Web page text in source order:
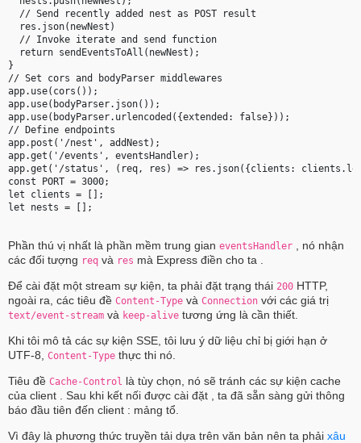
  // Send recently added nest as POST result
  res.json(newNest)
  // Invoke iterate and send function
  return sendEventsToAll(newNest);
}
// Set cors and bodyParser middlewares
app.use(cors());
app.use(bodyParser.json());
app.use(bodyParser.urlencoded({extended: false}));
// Define endpoints
app.post('/nest', addNest);
app.get('/events', eventsHandler);
app.get('/status', (req, res) => res.json({clients:
const PORT = 3000;
let clients = [];
let nests = [];
Phần thú vị nhất là phần mềm trung gian eventsHandler , nó nhận
các đối tượng req và res mà Express điền cho ta .
Để cài đặt một stream sự kiện, ta phải đặt trạng thái 200 HTTP,
ngoài ra, các tiêu đề Content-Type và Connection với các giá trị
text/event-stream và keep-alive tương ứng là cần thiết.
Khi tôi mô tả các sự kiện SSE, tôi lưu ý dữ liệu chỉ bị giới hạn ở
UTF-8, Content-Type thực thi nó.
Tiêu đề Cache-Control là tùy chọn, nó sẽ tránh các sự kiện cache
của client . Sau khi kết nối được cài đặt , ta đã sẵn sàng gửi thông
báo đầu tiên đến client : mảng tổ.
Vì đây là phương thức truyền tải dựa trên văn bản nên ta phải xâu